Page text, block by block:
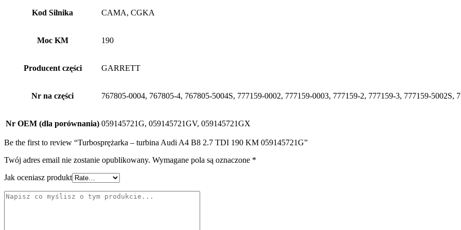
Kod Silnika CAMA, CGKA
Moc KM 190
Producent części GARRETT
Nr na części 767805-0004, 767805-4, 767805-5004S, 777159-0002, 777159-0003, 777159-2, 777159-3, 777159-5002S,
Nr OEM (dla porównania) 059145721G, 059145721GV, 059145721GX
Be the first to review “Turbosprężarka – turbina Audi A4 B8 2.7 TDI 190 KM 059145721G”
Twój adres email nie zostanie opublikowany. Wymagane pola są oznaczone *
Jak oceniasz produkt